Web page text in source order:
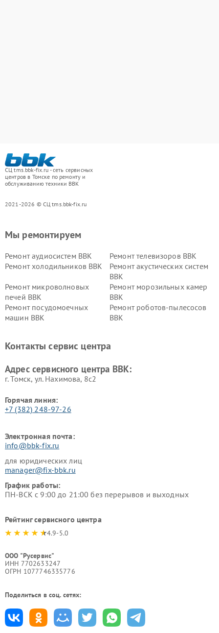
СЦ tms.bbk-fix.ru - сеть сервисных
центров в Томске по ремонту и
обслуживанию техники BBK
2021-2026 © СЦ tms.bbk-fix.ru
Мы ремонтируем
Ремонт аудиосистем BBK
Ремонт телевизоров BBK
Ремонт холодильников BBK
Ремонт акустических систем
BBK
Ремонт микроволновых
печей BBK
Ремонт морозильных камер
BBK
Ремонт посудомоечных
машин BBK
Ремонт роботов-пылесосов
BBK
Ремонт винных шкафов BBK
Контакты сервис центра
Адрес сервисного центра BBK:
г. Томск, ул. Нахимова, 8с2
Горячая линия:
+7 (382) 248-97-26
Электронная почта:
info@bbk-fix.ru
для юридических лиц
manager@fix-bbk.ru
График работы:
ПН-ВСК с 9:00 до 21:00 без перерывов и выходных
Рейтинг сервисного центра
4.9-5.0
ООО "Русервис"
ИНН 7702633247
ОГРН 1077746335776
Поделиться в соц. сетях: